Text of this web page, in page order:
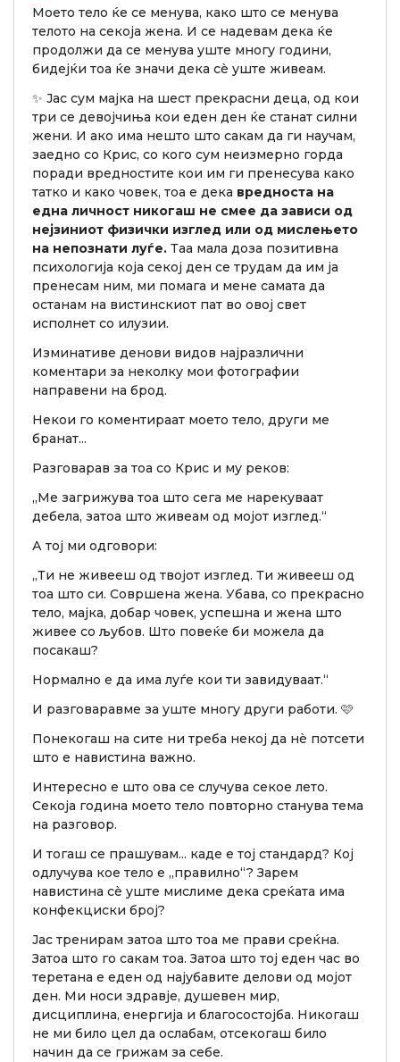
Моето тело ќе се менува, како што се менува
телото на секоја жена. И се надевам дека ќе
продолжи да се менува уште многу години,
бидејќи тоа ќе значи дека сè уште живеам.
✨ Јас сум мајка на шест прекрасни деца, од кои
три се девојчиња кои еден ден ќе станат силни
жени. И ако има нешто што сакам да ги научам,
заедно со Крис, со кого сум неизмерно горда
поради вредностите кои им ги пренесува како
татко и како човек, тоа е дека вредноста на
една личност никогаш не смее да зависи од
нејзиниот физички изглед или од мислењето
на непознати луѓе. Таа мала доза позитивна
психологија која секој ден се трудам да им ја
пренесам ним, ми помага и мене самата да
останам на вистинскиот пат во овој свет
исполнет со илузии.
Изминативе денови видов најразлични
коментари за неколку мои фотографии
направени на брод.
Некои го коментираат моето тело, други ме
бранат...
Разговарав за тоа со Крис и му реков:
„Ме загрижува тоа што сега ме нарекуваат
дебела, затоа што живеам од мојот изглед.“
А тој ми одговори:
„Ти не живееш од твојот изглед. Ти живееш од
тоа што си. Совршена жена. Убава, со прекрасно
тело, мајка, добар човек, успешна и жена што
живее со љубов. Што повеќе би можела да
посакаш?
Нормално е да има луѓе кои ти завидуваат.“
И разговаравме за уште многу други работи. 🩷
Понекогаш на сите ни треба некој да нè потсети
што е навистина важно.
Интересно е што ова се случува секое лето.
Секоја година моето тело повторно станува тема
на разговор.
И тогаш се прашувам... каде е тој стандард? Кој
одлучува кое тело е „правилно“? Зарем
навистина сè уште мислиме дека среќата има
конфекциски број?
Јас тренирам затоа што тоа ме прави среќна.
Затоа што го сакам тоа. Затоа што тој еден час во
теретана е еден од најубавите делови од мојот
ден. Ми носи здравје, душевен мир,
дисциплина, енергија и благосостојба. Никогаш
не ми било цел да ослабам, отсекогаш било
начин да се грижам за себе.